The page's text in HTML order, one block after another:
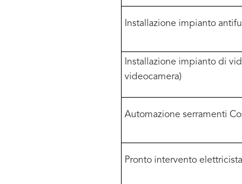
Installazione impianto
Installazione impianto di
videocamera)
Automazione serramenti
Pronto intervento